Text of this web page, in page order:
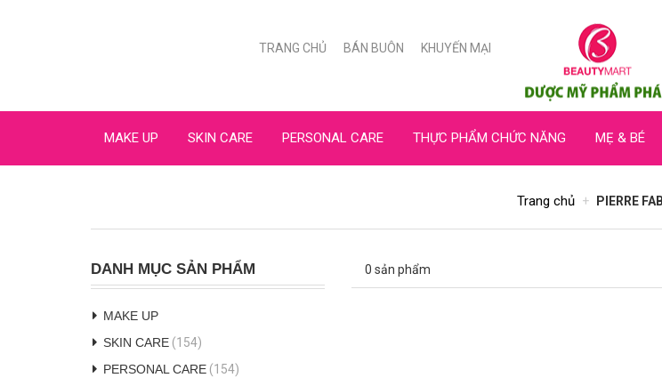
TRANG CHỦ BÁN BUÔN KHUYẾN MẠI
MAKE UP SKIN CARE PERSONAL CARE THỰC PHẨM CHỨC NĂNG MẸ & BÉ
Trang chủ PIERRE
DANH MỤC SẢN PHẨM
MAKE UP
SKIN CARE (154)
PERSONAL CARE (154)
0 sản phẩm